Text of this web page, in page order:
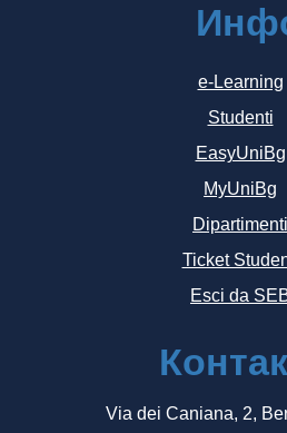
e-Learning
Studenti
EasyUniBg
MyUniBg
Dipartimenti
Ticket
Esci da
Via dei Caniana, 2,